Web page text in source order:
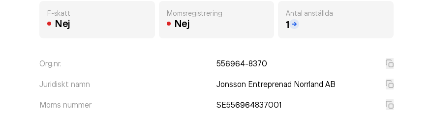
F-skatt
Nej
Momsregistrering
Nej
Antal anställda
1
Org.nr. 556964-8370
Juridiskt namn Jonsson Entreprenad Norrland AB
Moms nummer SE556964837001